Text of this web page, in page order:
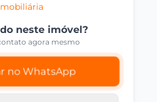
neste imóvel?
agora mesmo
no WhatsApp